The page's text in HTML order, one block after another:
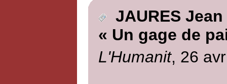
JAURES Jean
« Un gage de
L'Humanit, 26